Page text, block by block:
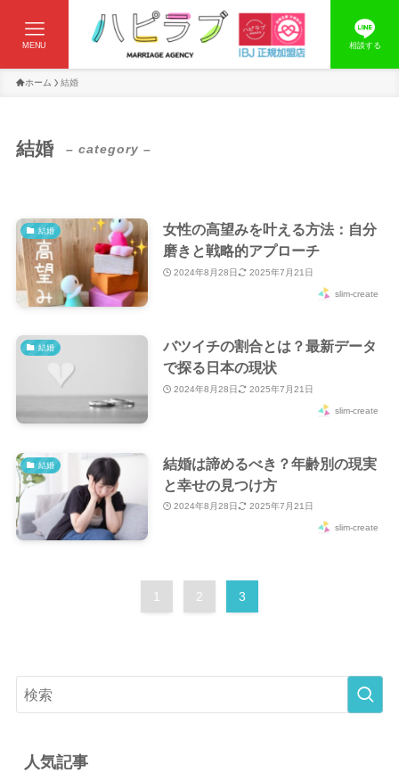
相談する
MENU
ホーム 結婚
結婚 – category –
結婚
女性の高望みを叶える方法：自分
磨きと戦略的アプローチ
2024年8月28日 2025年7月21日
slim-create
結婚
バツイチの割合とは？最新データ
で探る日本の現状
2024年8月28日 2025年7月21日
slim-create
結婚
結婚は諦めるべき？年齢別の現実
と幸せの見つけ方
2024年8月28日 2025年7月21日
slim-create
1 2 3
人気記事